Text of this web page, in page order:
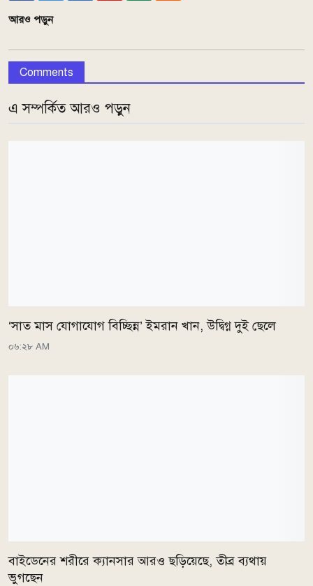
আরও পড়ুন
Comments
এ সম্পর্কিত আরও পড়ুন
‘সাত মাস যোগাযোগ বিচ্ছিন্ন’ ইমরান খান, উদ্বিগ্ন দুই ছেলে
০৬:২৮ AM
বাইডেনের শরীরে ক্যানসার আরও ছড়িয়েছে, তীব্র ব্যথায়
ভুগছেন